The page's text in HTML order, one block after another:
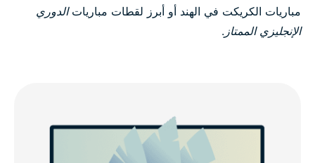
مباريات الكريكت في الهند أو أبرز لقطات مبارياتالدوري
الإنجليزي الممتاز .